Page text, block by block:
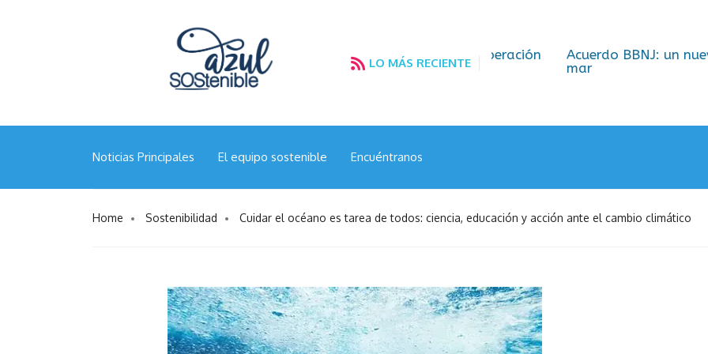
LO MÁS RECIENTE
“Calamar gigante en el Pacífico Sur: Chile apuesta por la cooperación
científica y la gestión responsable”
Acuerdo BBNJ: un nuevo
Noticias Principales El equipo sostenible Encuéntranos
Home Sostenibilidad Cuidar el océano es tarea de todos: ciencia, educación y acción ante el cambio climático